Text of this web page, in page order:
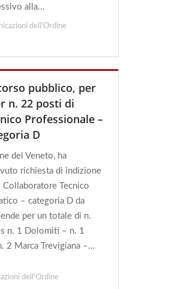
alla…
dell'Ordine
pubblico, per
n. 22 posti di
Professionale –
D
del Veneto, ha
richiesta di indizione
Tecnico
– categoria D da
per un totale di n.
n. 1 Dolomiti – n. 1
2 Marca Trevigiana –…
dell'Ordine